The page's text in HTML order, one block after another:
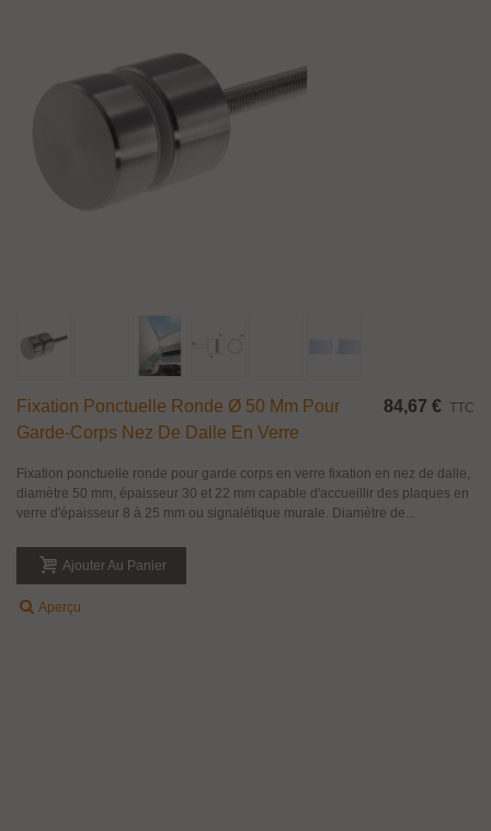
Fixation Ponctuelle Ronde Ø 50 Mm Pour
Garde-Corps Nez De Dalle En Verre
84,67 € TTC
Fixation ponctuelle ronde pour garde corps en verre fixation en nez de dalle,
diamètre 50 mm, épaisseur 30 et 22 mm capable d'accueillir des plaques en
verre d'épaisseur 8 à 25 mm ou signalétique murale. Diamètre de...
Ajouter Au Panier
Aperçu